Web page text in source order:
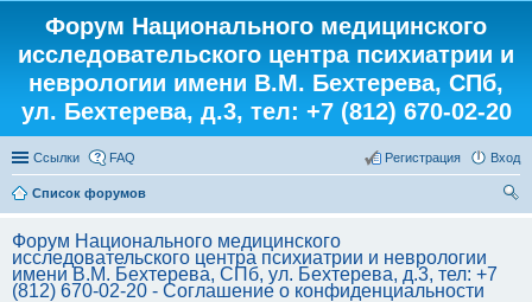
Форум Национального медицинского
исследовательского центра психиатрии и
неврологии имени В.М. Бехтерева, СПб,
ул. Бехтерева, д.3, тел: +7 (812) 670-02-20
Ссылки FAQ Вход
Регистрация
Список форумов
Форум Национального медицинского
исследовательского центра психиатрии и неврологии
имени В.М. Бехтерева, СПб, ул. Бехтерева, д.3, тел: +7
(812) 670-02-20 - Соглашение о конфиденциальности